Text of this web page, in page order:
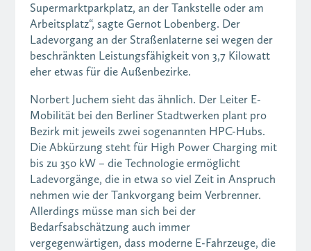
Supermarktparkplatz, an der Tankstelle oder am
Arbeitsplatz“, sagte Gernot Lobenberg. Der
Ladevorgang an der Straßenlaterne sei wegen der
beschränkten Leistungsfähigkeit von 3,7 Kilowatt
eher etwas für die Außenbezirke.
Norbert Juchem sieht das ähnlich. Der Leiter E-
Mobilität bei den Berliner Stadtwerken plant pro
Bezirk mit jeweils zwei sogenannten HPC-Hubs.
Die Abkürzung steht für High Power Charging mit
bis zu 350 kW – die Technologie ermöglicht
Ladevorgänge, die in etwa so viel Zeit in Anspruch
nehmen wie der Tankvorgang beim Verbrenner.
Allerdings müsse man sich bei der
Bedarfsabschätzung auch immer
vergegenwärtigen, dass moderne E-Fahrzeuge, die